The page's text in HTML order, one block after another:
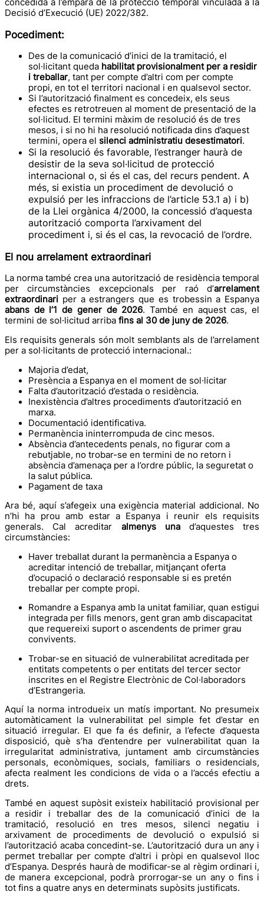
concedida a l’empara de la protecció temporal vinculada a la
Decisió d’Execució (UE) 2022/382.
Pocediment:
Des de la comunicació d’inici de la tramitació, el
sol·licitant queda habilitat provisionalment per a residir
i treballar, tant per compte d’altri com per compte
propi, en tot el territori nacional i en qualsevol sector.
Si l’autorització finalment es concedeix, els seus
efectes es retrotreuen al moment de presentació de la
sol·licitud. El termini màxim de resolució és de tres
mesos, i si no hi ha resolució notificada dins d’aquest
termini, opera el silenci administratiu desestimatori.
Si la resolució és favorable, l’estranger haurà de
desistir de la seva sol·licitud de protecció
internacional o, si és el cas, del recurs pendent. A
més, si existia un procediment de devolució o
expulsió per les infraccions de l’article 53.1 a) i b)
de la Llei orgànica 4/2000, la concessió d’aquesta
autorització comporta l’arxivament del
procediment i, si és el cas, la revocació de l’ordre.
El nou arrelament extraordinari
La norma també crea una autorització de residència temporal
per circumstàncies excepcionals per raó d’arrelament
extraordinari per a estrangers que es trobessin a Espanya
abans de l’1 de gener de 2026. També en aquest cas, el
termini de sol·licitud arriba fins al 30 de juny de 2026.
Els requisits generals són molt semblants als de l’arrelament
per a sol·licitants de protecció internacional.:
Majoria d’edat,
Presència a Espanya en el moment de sol·licitar
Falta d’autorització d’estada o residència.
Inexistència d’altres procediments d’autorització en
marxa.
Documentació identificativa.
Permanència ininterrompuda de cinc mesos.
Absència d’antecedents penals, no figurar com a
rebutjable, no trobar-se en termini de no retorn i
absència d’amenaça per a l’ordre públic, la seguretat o
la salut pública.
Pagament de taxa
Ara bé, aquí s’afegeix una exigència material addicional. No
n’hi ha prou amb estar a Espanya i reunir els requisits
generals. Cal acreditar almenys unad’aquestes tres
circumstàncies:
Haver treballat durant la permanència a Espanya o
acreditar intenció de treballar, mitjançant oferta
d’ocupació o declaració responsable si es pretén
treballar per compte propi.
Romandre a Espanya amb la unitat familiar, quan estigui
integrada per fills menors, gent gran amb discapacitat
que requereixi suport o ascendents de primer grau
convivents.
Trobar-se en situació de vulnerabilitat acreditada per
entitats competents o per entitats del tercer sector
inscrites en el Registre Electrònic de Col·laboradors
d’Estrangeria.
Aquí la norma introdueix un matís important. No presumeix
automàticament la vulnerabilitat pel simple fet d’estar en
situació irregular. El que fa és definir, a l’efecte d’aquesta
disposició, què s’ha d’entendre per vulnerabilitat quan la
irregularitat administrativa, juntament amb circumstàncies
personals, econòmiques, socials, familiars o residencials,
afecta realment les condicions de vida o a l’accés efectiu a
drets.
També en aquest supòsit existeix habilitació provisional per
a residir i treballar des de la comunicació d’inici de la
tramitació, resolució en tres mesos, silenci negatiu i
arxivament de procediments de devolució o expulsió si
l’autorització acaba concedint-se. L’autorització dura un any i
permet treballar per compte d’altri i pròpi en qualsevol lloc
d’Espanya. Després haurà de modificar-se al règim ordinari i,
de manera excepcional, podrà prorrogar-se un any o fins i
tot fins a quatre anys en determinats supòsits justificats.